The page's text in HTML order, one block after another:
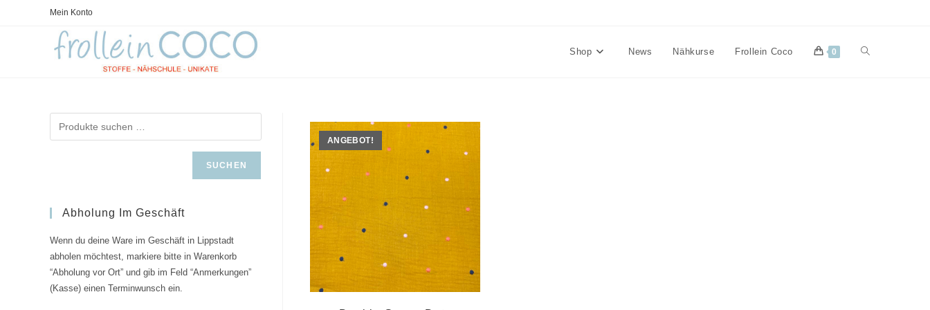
Mein Konto
Shop News Nähkurse Frollein Coco 0 Website-
SUCHEN
Abholung Im Geschäft
Wenn du deine Ware im Geschäft in Lippstadt
abholen möchtest, markiere bitte in Warenkorb
“Abholung vor Ort” und gib im Feld “Anmerkungen”
(Kasse) einen Terminwunsch ein.
ANGEBOT!